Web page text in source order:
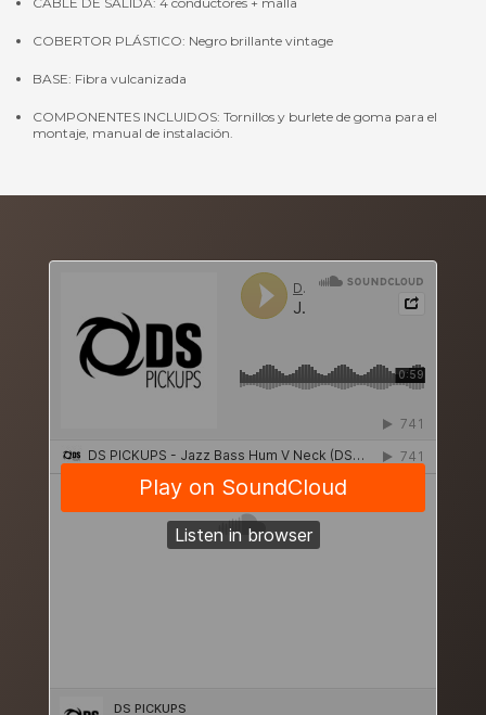
COBERTOR PLÁSTICO: Negro brillante vintage
BASE: Fibra vulcanizada
COMPONENTES INCLUIDOS: Tornillos y burlete de goma para el
montaje, manual de instalación.